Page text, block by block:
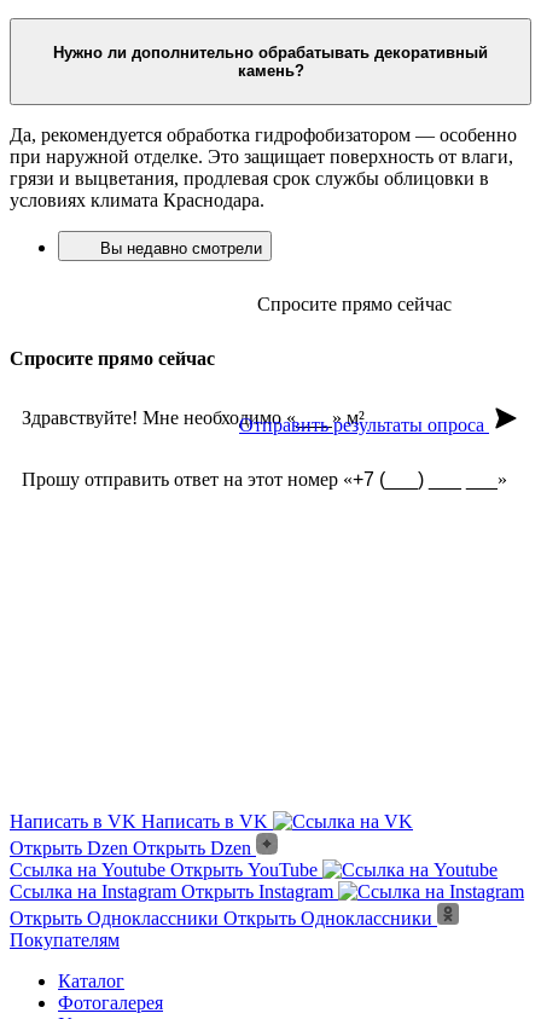
Нужно ли дополнительно обрабатывать декоративный
камень?
Да, рекомендуется обработка гидрофобизатором — особенно
при наружной отделке. Это защищает поверхность от влаги,
грязи и выцветания, продлевая срок службы облицовки в
условиях климата Краснодара.
Вы недавно смотрели
Спросите прямо сейчас
Спросите прямо сейчас
Здравствуйте! Мне необходимо « » м²
Прошу отправить ответ на этот номер « »
Отправить результаты опроса
Написать в VK Написать в VK
Открыть Dzen Открыть Dzen
Ссылка на Youtube Открыть YouTube
Ссылка на Instagram Открыть Instagram
Открыть Одноклассники Открыть Одноклассники
Покупателям
Каталог
Фотогалерея